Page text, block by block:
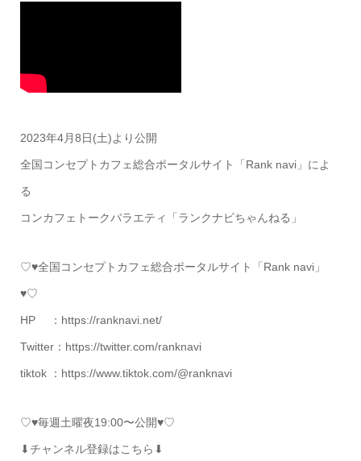
2023年4月8日(土)より公開
全国コンセプトカフェ総合ポータルサイト「Rank navi」によ
る
コンカフェトークバラエティ「ランクナビちゃんねる」
♡♥全国コンセプトカフェ総合ポータルサイト「Rank navi」
♥♡
HP ：https://ranknavi.net/
Twitter：https://twitter.com/ranknavi
tiktok ：https://www.tiktok.com/@ranknavi
♡♥毎週土曜夜19:00〜公開♥♡
⬇チャンネル登録はこちら⬇